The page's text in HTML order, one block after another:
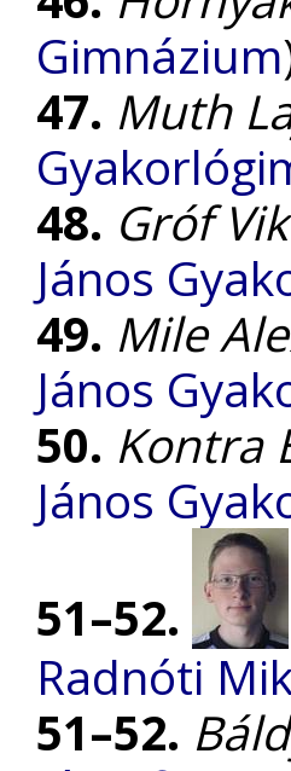
Gimnázium
47. Muth
48. Gróf
János
49. Mile
János
50. Kontra
János
51–52.
Radnóti
51–52.